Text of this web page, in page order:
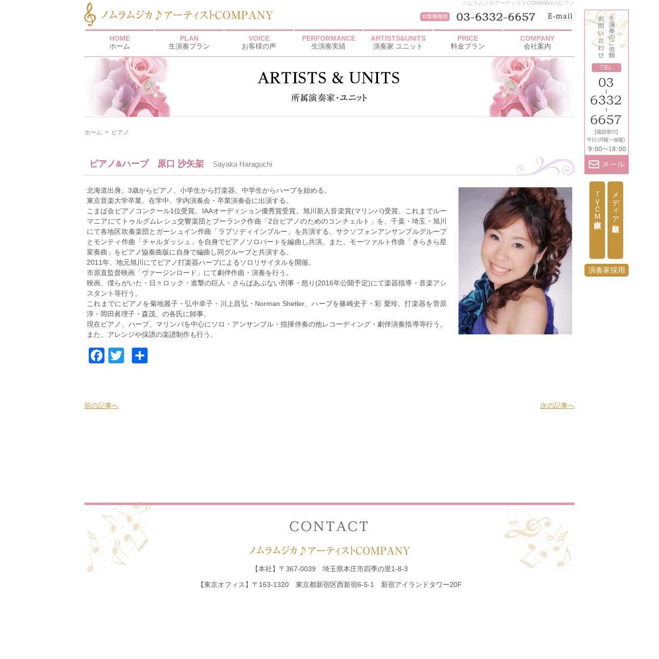
ノムラムジカアーティストCOMPANYのピアノ
ＴＶ・ＣＭ出演依頼 メディア取材依頼
演奏家採用
HOME
ホーム
PLAN
生演奏プラン
VOICE
お客様の声
PERFORMANCE
生演奏実績
ARTISTS&UNITS
演奏家 ユニット
PRICE
料金プラン
COMPANY
会社案内
ホーム > ピアノ
ピアノ&ハープ 原口 沙矢架 Sayaka Haraguchi
北海道出身。3歳からピアノ、小学生から打楽器、中学生からハープを始める。
東京音楽大学卒業。在学中、学内演奏会・卒業演奏会に出演する。
こまば会ピアノコンクール1位受賞。IAAオーディション優秀賞受賞。旭川新人音楽賞(マリンバ)受賞。これまでルー
マニアにてトゥルグムレシュ交響楽団とプーランク作曲「2台ピアノのためのコンチェルト」を、千葉・埼玉・旭川
にて各地区吹奏楽団とガーシュイン作曲「ラプソディインブルー」を共演する。サクソフォンアンサンブルグループ
とモンティ作曲「チャルダッシュ」を自身でピアノソロパートを編曲し共演。また、モーツァルト作曲「きらきら星
変奏曲」をピアノ協奏曲版に自身で編曲し同グループと共演する。
2011年、地元旭川にてピアノ打楽器ハープによるソロリサイタルを開催。
市原直監督映画「ヴァージンロード」にて劇伴作曲・演奏を行う。
映画、僕らがいた・日々ロック・進撃の巨人・さらばあぶない刑事・怒り(2016年公開予定)にて楽器指導・音楽アシ
スタント等行う。
これまでにピアノを菊地麗子・弘中幸子・川上昌弘・Norman Shetler、ハープを篠崎史子・彩 愛玲、打楽器を菅原
淳・岡田眞理子・森茂、の各氏に師事。
現在ピアノ、ハープ、マリンバを中心にソロ・アンサンブル・指揮伴奏の他レコーディング・劇伴演奏指導等行う。
また、アレンジや採譜の楽譜制作も行う。
Facebook
Twitter
前の記事へ 次の記事へ
【本社】 〒367-0039 埼玉県本庄市四季の里1-8-3
【東京オフィス】 〒163-1320 東京都新宿区西新宿6-5-1 新宿アイランドタワー20F